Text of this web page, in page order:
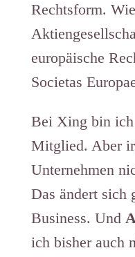
Rechtsform.
europäische
Societas
Bei Xing bin ich
Mitglied. Aber
Unternehmen
Das ändert sich
Business. Und
ich bisher auch